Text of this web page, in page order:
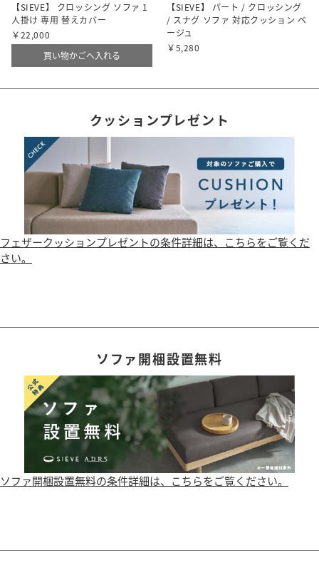
【SIEVE】 クロッシング ソファ 1
人掛け 専用 替えカバー
￥22,000
買い物かごへ入れる
【SIEVE】 パート / クロッシング
/ スナグ ソファ 対応クッション ベ
ージュ
￥5,280
クッションプレゼント
フェザークッションプレゼントの条件詳細は、こちらをご覧くだ
さい。
ソファ開梱設置無料
ソファ開梱設置無料の条件詳細は、こちらをご覧ください。